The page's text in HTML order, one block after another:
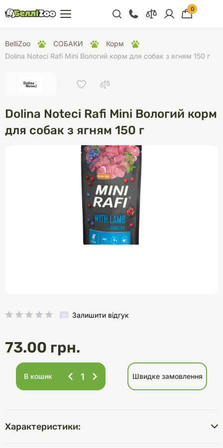
+38 (068) 300 91 91
Відділ продажу
+38 (099) 300 91 91
Відділ підтримки
+38 (068) 479 28
76
0
BelliZoo СОБАКИ
Корм
Dolina Noteci Rafi Mini Вологий корм для собак з ягням 150 г
Dolina Noteci Rafi Mini Вологий корм
для собак з ягням 150 г
Залишити відгук
73.00 грн.
В кошик Швидке замовлення
Характеристики: